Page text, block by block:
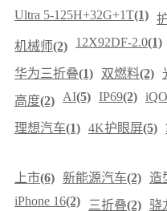
Ultra 5-125H+32G+1T(1)
机械师(2) 12X92DF-2.0(1)
华为三折叠(1) 双燃料(2)
高度(2) AI(5) IP69(2)
理想汽车(1) 4K护眼屏(5)
上市(6) 新能源汽车(2) 造
iPhone 16(2) 三折叠(2) 骁